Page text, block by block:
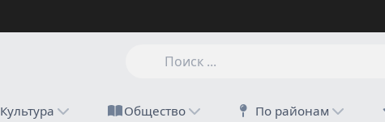
Культура Общество По районам